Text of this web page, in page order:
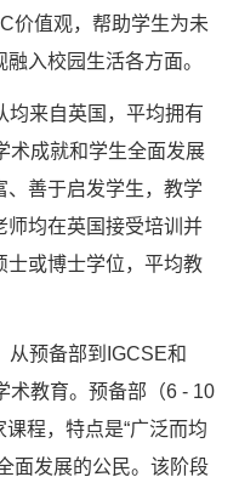
价值观，帮助学生为未
入校园生活各方面。
均来自英国，平均拥有
术成就和学生全面发展
、善于启发学生，教学
师均在英国接受培训并
士或博士学位，平均教
从预备部到IGCSE和
术教育。预备部（6 - 10
程，特点是“广泛而均
面发展的公民。该阶段